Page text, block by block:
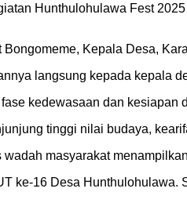
Hunthulohulawa Fest
Kepala Desa,
langsung kepada kepala
kedewasaan dan kesiapan
tinggi nilai budaya,
masyarakat
ke-16 Desa Hunthulohulawa.